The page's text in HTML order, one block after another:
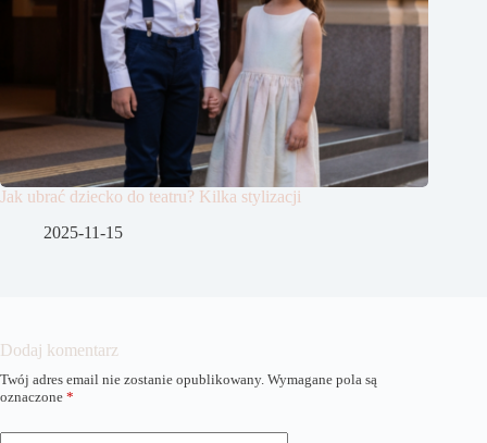
Jak ubrać dziecko do teatru? Kilka stylizacji
2025-11-15
Dodaj komentarz
Twój adres email nie zostanie opublikowany. Wymagane pola są
oznaczone *
A
l